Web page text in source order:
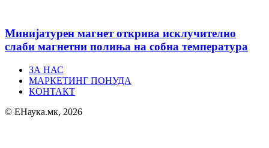
Минијатурен магнет открива исклучително
слаби магнетни полиња на собна температура
ЗА НАС
МАРКЕТИНГ ПОНУДА
КОНТАКТ
© ЕНаука.мк, 2026